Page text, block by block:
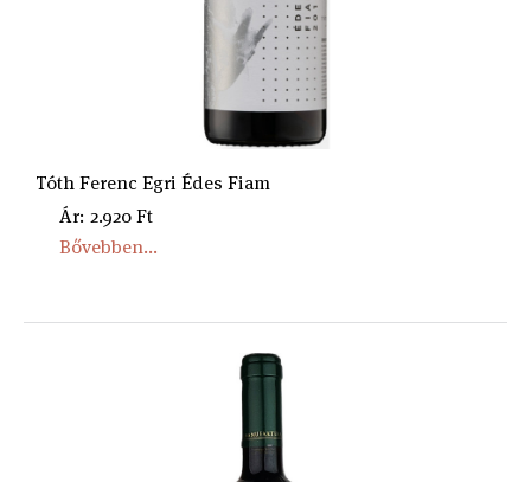
Tóth Ferenc Egri Édes Fiam
Ár: 2.920 Ft
Bővebben...